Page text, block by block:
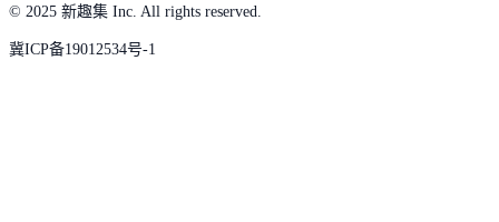
© 2025 新趣集 Inc. All rights reserved.
冀ICP备19012534号-1